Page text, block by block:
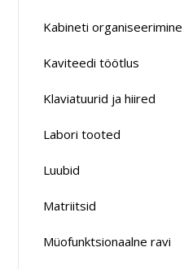
Kabineti organiseerimine
Kaviteedi töötlus
Klaviatuurid ja hiired
Labori tooted
Luubid
Matriitsid
Müofunktsionaalne ravi